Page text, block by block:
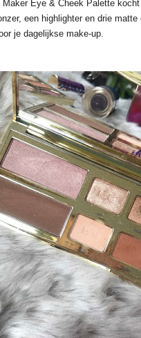
Eye & Cheek Palette
een highlighter en drie
je dagelijkse make-up.